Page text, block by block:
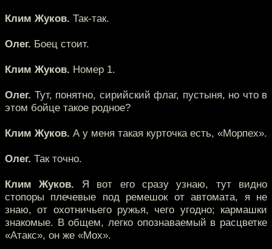
Клим Жуков. Так-так.
Олег. Боец стоит.
Клим Жуков. Номер 1.
Олег. Тут, понятно, сирийский флаг, пустыня, но что в
этом бойце такое родное?
Клим Жуков. А у меня такая курточка есть, «Морпех».
Олег. Так точно.
Клим Жуков. Я вот его сразу узнаю, тут видно
стопоры плечевые под ремешок от автомата, я не
знаю, от охотничьего ружья, чего угодно; кармашки
знакомые. В общем, легко опознаваемый в расцветке
«Атакс», он же «Мох».